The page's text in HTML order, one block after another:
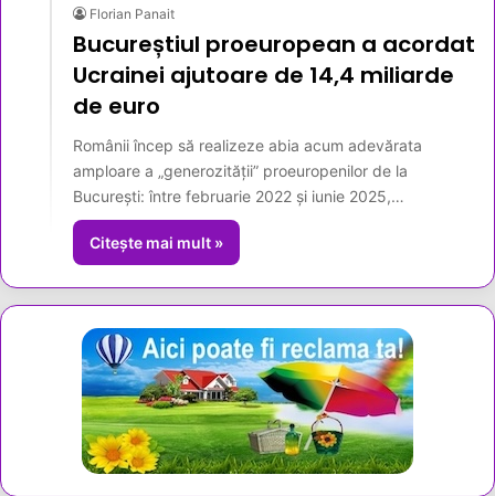
Florian Panait
Bucureștiul proeuropean a acordat
Ucrainei ajutoare de 14,4 miliarde
de euro
Românii încep să realizeze abia acum adevărata
amploare a „generozității” proeuropenilor de la
București: între februarie 2022 și iunie 2025,…
Citește mai mult »